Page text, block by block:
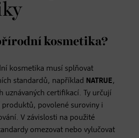
kosmetika?
kosmetika musí splňovat
standardů, například NATRUE,
uznávaných certifikací. Ty určují
povolené suroviny i
V závislosti na použité
omezovat nebo vylučovat